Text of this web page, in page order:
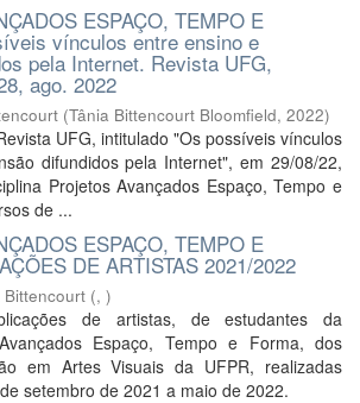
ESPAÇO, TEMPO E
vínculos entre ensino e
pela Internet. Revista UFG,
ago. 2022
(Tânia Bittencourt Bloomfield, 2022)
UFG, intitulado "Os possíveis vínculos
difundidos pela Internet", em 29/08/22,
Projetos Avançados Espaço, Tempo e
de ...
ESPAÇO, TEMPO E
DE ARTISTAS 2021/2022
Bittencourt (, )
de artistas, de estudantes da
Espaço, Tempo e Forma, dos
em Artes Visuais da UFPR, realizadas
setembro de 2021 a maio de 2022.